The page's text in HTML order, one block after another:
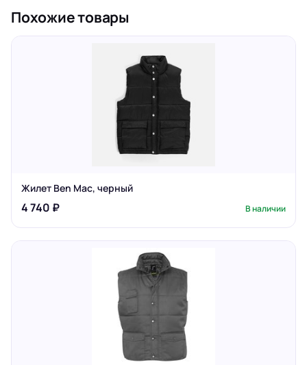
Похожие товары
Жилет Ben Mac, черный
4 740 ₽ В наличии